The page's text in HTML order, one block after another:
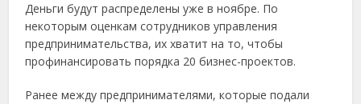
Деньги будут распределены уже в ноябре. По
некоторым оценкам сотрудников управления
предпринимательства, их хватит на то, чтобы
профинансировать порядка 20 бизнес-проектов.
Ранее между предпринимателями, которые подали